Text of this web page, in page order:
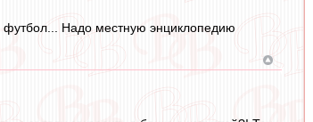
футбол... Надо местную энциклопедию